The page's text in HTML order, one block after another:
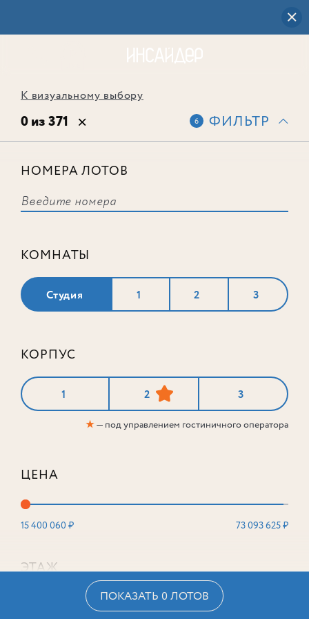
К визуальному выбору
0 из 371 6 ФИЛЬТР
НОМЕРА ЛОТОВ
КОМНАТЫ
Студия 1 2 3
КОРПУС
1 2 3
★— под управлением гостиничного оператора
ЦЕНА
15 400 060 ₽ 73 093 625 ₽
ЭТАЖ
ПОКАЗАТЬ 0 ЛОТОВ
соответствует ни одного лота